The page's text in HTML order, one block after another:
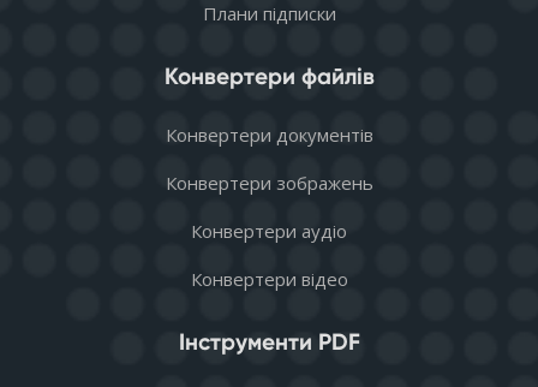
Плани підписки
Конвертери файлів
Конвертери документів
Конвертери зображень
Конвертери аудіо
Конвертери відео
Інструменти PDF